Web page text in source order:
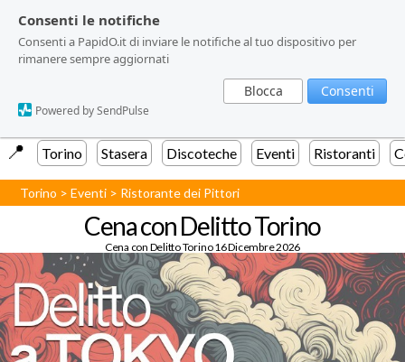
Consenti le notifiche
Consenti a PapidO.it di inviare le notifiche al tuo dispositivo per
rimanere sempre aggiornati
Blocca Consenti
Powered by SendPulse
Consenti le notifiche
Consenti a PapidO.it di inviare le notifiche al tuo dispositivo per
rimanere sempre aggiornati
Blocca Consenti
Powered by SendPulse
📍️ Torino Stasera Discoteche Eventi Ristoranti
Torino >Eventi > Ristorante dei Pittori
Cena con Delitto Torino
Cena con Delitto Torino 16 Dicembre 2026